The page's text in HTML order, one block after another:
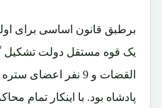
برطبق قانون اساسی برای
یک قوه مستقل دولت تشکیل
القضات و 9 نفر
پادشاه بود. با اینکار تمام